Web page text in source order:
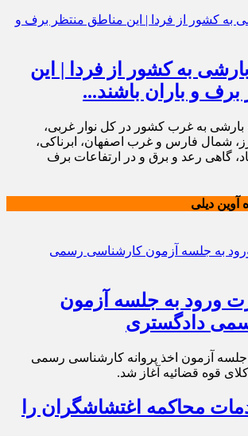
به کشور از فردا | این
و باران باشند...
بارشی به غرب کشور در کل نوار غربی،
شمال فارس و غرب اصفهان، ابرناکی،
گاهی رعد و برق و در ارتفاعات برف
آوین دیلی
ورود به جلسه آزمون
دادگستری
جلسه آزمون اخذ پروانه کارشناسی رسمی
قوه قضائیه آغاز شد.
محاکمه اغتشاشگران را